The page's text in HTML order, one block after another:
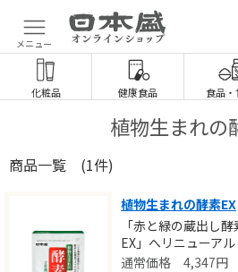
メニュー
化粧品 健康食品 食品・
植物生まれの
商品一覧 (1件)
植物生まれの酵素EX
「赤と緑の蔵出し
EX」へリニューアル
4,347円